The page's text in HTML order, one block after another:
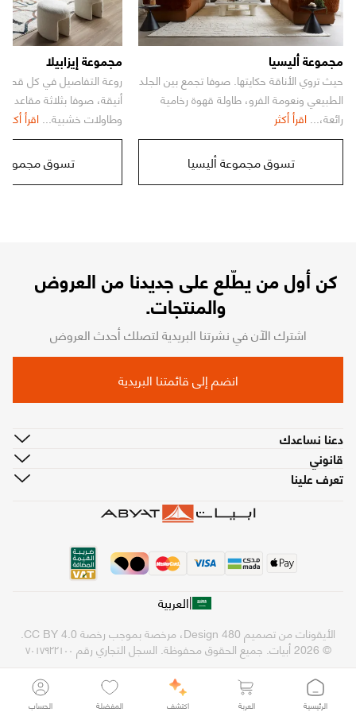
مجموعة أليسيا
حيث تروي الأناقة حكايتها. صوفا تجمع بين الجلد
الطبيعي ونعومة الفرو، طاولة قهوة رخامية
رائعة،... اقرأ أكثر
تسوق مجموعة أليسيا
مجموعة إيزابيلا
روعة التفاصيل في كل
أنيقة، صوفا بثلاثة مقاعد
وطاولات خشبية... اقرأ أكثر
تسوق مجموعة
كن أول من يطّلع على جديدنا من العروض
والمنتجات.
اشترك الآن في نشرتنا البريدية لتصلك أحدث العروض
انضم إلى قائمتنا البريدية
دعنا نساعدك
قانوني
تعرف علينا
|العربية
© 2026 أبيات. جميع الحقوق محفوظة. السجل التجاري رقم ٧٠١٧٩٢٢١٠٠
الأيقونات من تصميم ، مرخصة بموجب رخصة .
الرئيسية العربة اكتشف المفضلة الحساب